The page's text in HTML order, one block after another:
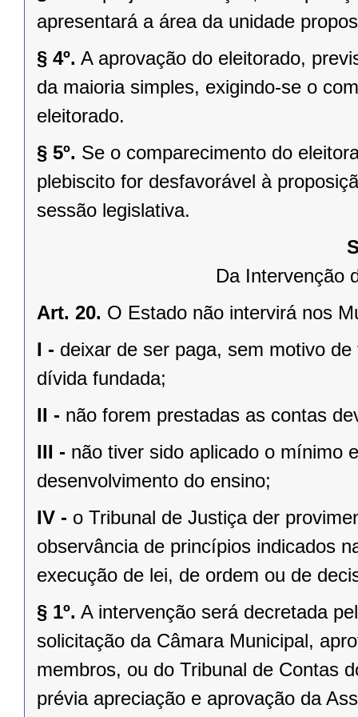
apresentará a área da unidade
§ 4º. A aprovação do eleitorado,
da maioria simples, exigindo-se o
eleitorado.
§ 5º. Se o comparecimento do
plebiscito for desfavorável à
sessão legislativa.
Da Intervenção
Art. 20. O Estado não intervirá nos
I - deixar de ser paga, sem motivo
dívida fundada;
II - não forem prestadas as contas
III - não tiver sido aplicado o mínimo
desenvolvimento do ensino;
IV - o Tribunal de Justiça der
observância de princípios indicados
execução de lei, de ordem ou de
§ 1º. A intervenção será decretada
solicitação da Câmara Municipal,
membros, ou do Tribunal de Contas
prévia apreciação e aprovação da